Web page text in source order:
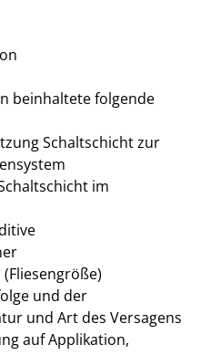
beinhaltete folgende
Schaltschicht zur
im
und der
und Art des Versagens
auf Applikation,